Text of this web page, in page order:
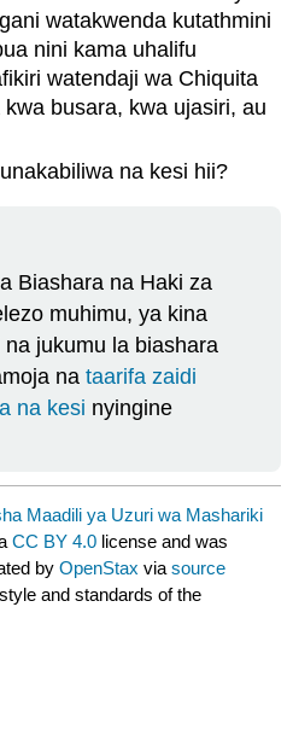
watakwenda kutathmini
nini kama uhalifu
watendaji wa Chiquita
busara, kwa ujasiri, au
na kesi hii?
Biashara na Haki za
muhimu, ya kina
jukumu la biashara
nataarifa zaidi
na kesi nyingine
Maadili ya Uzuri wa Mashariki
CC BY 4.0 license and was
byOpenStax viasource
and standards of the